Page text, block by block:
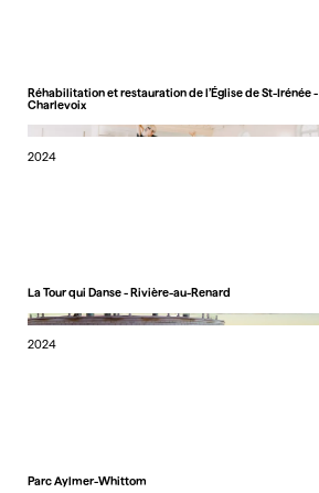
Réhabilitation et restauration de l’Église de St-Irénée -
Charlevoix
2024
La Tour qui Danse - Rivière-au-Renard
2024
Parc Aylmer-Whittom